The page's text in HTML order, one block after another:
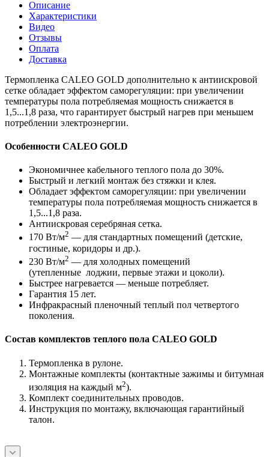
Описание
Характеристики
Видео
Отзывы
Оплата
Доставка
Термопленка CALEO GOLD дополнительно к антиискровой
сетке обладает эффектом саморегуляции: при увеличении
температуры пола потребляемая мощность снижается в
1,5...1,8 раза, что гарантирует быстрый нагрев при меньшем
потреблении электроэнергии.
Особенности CALEO GOLD
Экономичнее кабельного теплого пола до 30%.
Быстрый и легкий монтаж без стяжки и клея.
Обладает эффектом саморегуляции: при увеличении
температуры пола потребляемая мощность снижается в
1,5...1,8 раза.
Антиискровая серебряная сетка.
170 Вт/м2 — для стандартных помещений (детские,
гостиные, коридоры и др.).
230 Вт/м2 — для холодных помещений
(утепленные лоджии, первые этажи и цоколи).
Быстрее нагревается — меньше потребляет.
Гарантия 15 лет.
Инфракрасный пленочный теплый пол четвертого
поколения.
Состав комплектов теплого пола CALEO GOLD
Термопленка в рулоне.
Монтажные комплекты (контактные зажимы и битумная
изоляция на каждый м2).
Комплект соединительных проводов.
Инструкция по монтажу, включающая гарантийный
талон.